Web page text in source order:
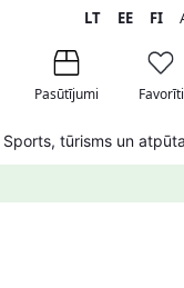
LT EE FI
Pasūtījumi Favorīti
Sports, tūrisms un atpūta